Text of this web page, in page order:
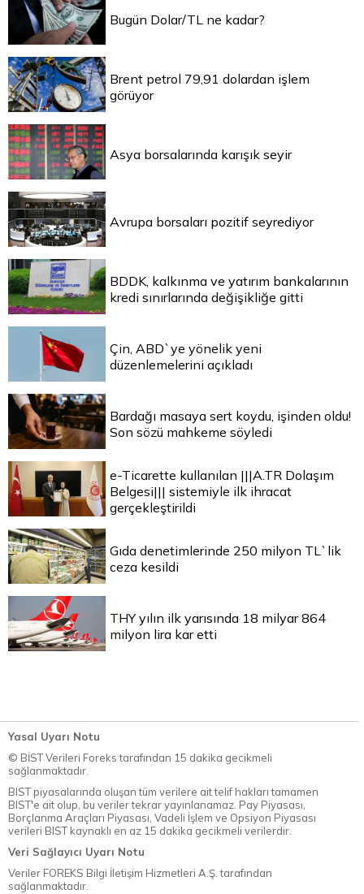
Bugün Dolar/TL ne kadar?
Brent petrol 79,91 dolardan işlem
görüyor
Asya borsalarında karışık seyir
Avrupa borsaları pozitif seyrediyor
BDDK, kalkınma ve yatırım bankalarının
kredi sınırlarında değişikliğe gitti
Çin, ABD`ye yönelik yeni
düzenlemelerini açıkladı
Bardağı masaya sert koydu, işinden oldu!
Son sözü mahkeme söyledi
e-Ticarette kullanılan |||A.TR Dolaşım
Belgesi||| sistemiyle ilk ihracat
gerçekleştirildi
Gıda denetimlerinde 250 milyon TL`lik
ceza kesildi
THY yılın ilk yarısında 18 milyar 864
milyon lira kar etti
Yasal Uyarı Notu
© BİST Verileri Foreks tarafından 15 dakika gecikmeli
sağlanmaktadır.
BIST piyasalarında oluşan tüm verilere ait telif hakları tamamen
BIST'e ait olup, bu veriler tekrar yayınlanamaz. Pay Piyasası,
Borçlanma Araçları Piyasası, Vadeli İşlem ve Opsiyon Piyasası
verileri BIST kaynaklı en az 15 dakika gecikmeli verilerdir.
Veri Sağlayıcı Uyarı Notu
Veriler FOREKS Bilgi İletişim Hizmetleri A.Ş. tarafından
sağlanmaktadır.